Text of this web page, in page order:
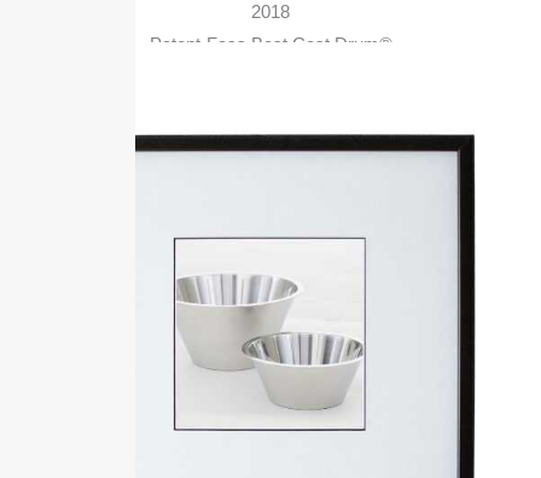
2018
Patent-Fass Best Cost Drum®